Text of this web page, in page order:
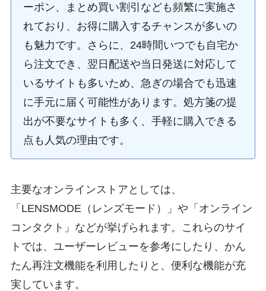
ーポン、まとめ買い割引なども頻繁に実施さ
れており、お得に購入するチャンスが多いの
も魅力です。さらに、24時間いつでも自宅か
ら注文でき、翌日配送や当日発送に対応して
いるサイトも多いため、急ぎの場合でも迅速
に手元に届く可能性があります。処方箋の提
出が不要なサイトも多く、手軽に購入できる
点も人気の理由です。
主要なオンラインストアとしては、
「LENSMODE（レンズモード）」や「オンライン
コンタクト」などが挙げられます。これらのサイ
トでは、ユーザーレビューを参考にしたり、かん
たん再注文機能を利用したりと、便利な機能が充
実しています。